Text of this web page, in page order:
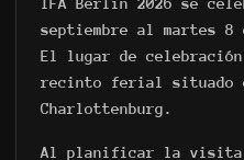
IFA Berlin 2026 se
septiembre al martes 8
El lugar de
recinto ferial situado
Charlottenburg.
Al planificar la visita,